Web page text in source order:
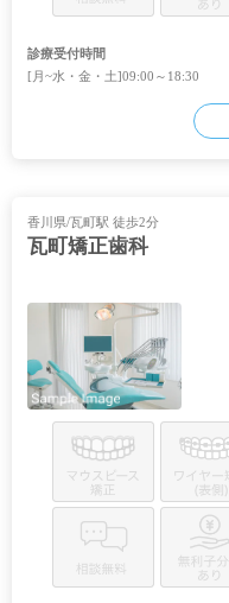
診療受付時間
[月~水・金・土]09:00～18:30
香川県/瓦町駅 徒歩2分
瓦町矯正歯科